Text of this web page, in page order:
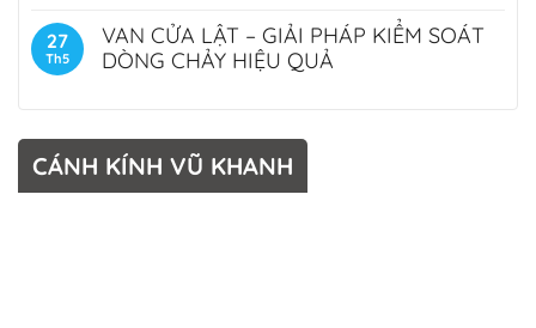
27
Th5
VAN CỬA LẬT – GIẢI PHÁP KIỂM SOÁT
DÒNG CHẢY HIỆU QUẢ
CÁNH KÍNH VŨ KHANH